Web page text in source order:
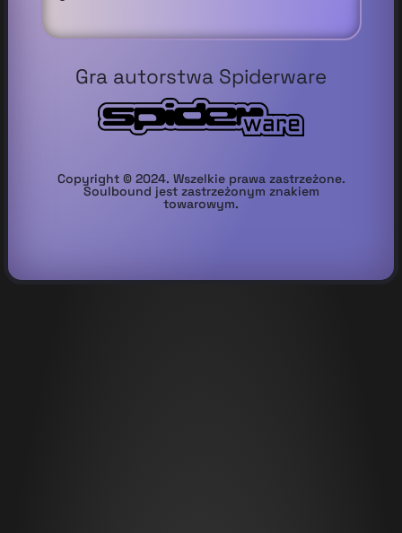
Gra autorstwa Spiderware
Copyright © 2024. Wszelkie prawa zastrzeżone.
Soulbound jest zastrzeżonym znakiem
towarowym.